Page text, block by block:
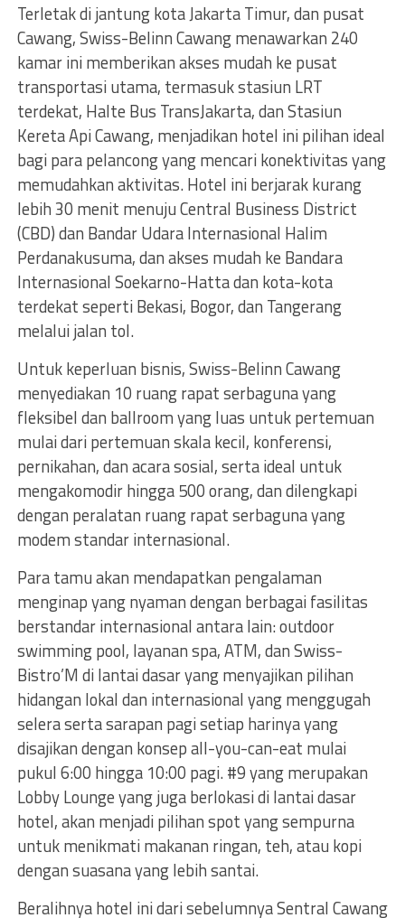
Terletak di jantung kota Jakarta Timur, dan pusat
Cawang, Swiss-Belinn Cawang menawarkan 240
kamar ini memberikan akses mudah ke pusat
transportasi utama, termasuk stasiun LRT
terdekat, Halte Bus TransJakarta, dan Stasiun
Kereta Api Cawang, menjadikan hotel ini pilihan ideal
bagi para pelancong yang mencari konektivitas yang
memudahkan aktivitas. Hotel ini berjarak kurang
lebih 30 menit menuju Central Business District
(CBD) dan Bandar Udara Internasional Halim
Perdanakusuma, dan akses mudah ke Bandara
Internasional Soekarno-Hatta dan kota-kota
terdekat seperti Bekasi, Bogor, dan Tangerang
melalui jalan tol.
Untuk keperluan bisnis, Swiss-Belinn Cawang
menyediakan 10 ruang rapat serbaguna yang
fleksibel dan ballroom yang luas untuk pertemuan
mulai dari pertemuan skala kecil, konferensi,
pernikahan, dan acara sosial, serta ideal untuk
mengakomodir hingga 500 orang, dan dilengkapi
dengan peralatan ruang rapat serbaguna yang
modem standar internasional.
Para tamu akan mendapatkan pengalaman
menginap yang nyaman dengan berbagai fasilitas
berstandar internasional antara lain: outdoor
swimming pool, layanan spa, ATM, dan Swiss-
Bistro’M di lantai dasar yang menyajikan pilihan
hidangan lokal dan internasional yang menggugah
selera serta sarapan pagi setiap harinya yang
disajikan dengan konsep all-you-can-eat mulai
pukul 6:00 hingga 10:00 pagi. #9 yang merupakan
Lobby Lounge yang juga berlokasi di lantai dasar
hotel, akan menjadi pilihan spot yang sempurna
untuk menikmati makanan ringan, teh, atau kopi
dengan suasana yang lebih santai.
Beralihnya hotel ini dari sebelumnya Sentral Cawang